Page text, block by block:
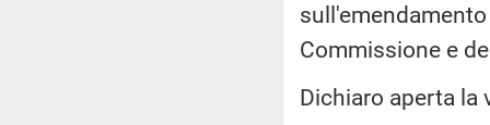
Commissione e
Dichiaro aperta la